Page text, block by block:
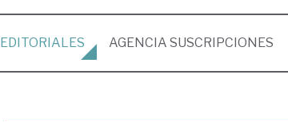
EDITORIALES AGENCIA SUSCRIPCIONES